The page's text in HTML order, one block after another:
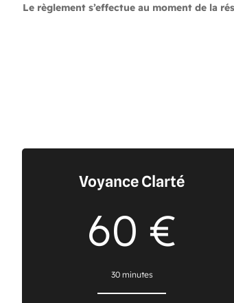
Le règlement s’effectue au moment de la
Voyance Clarté
60 €
30 minutes